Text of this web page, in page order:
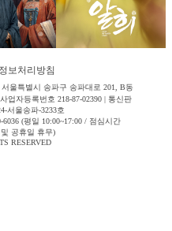
보처리방침
울특별시 송파구 송파대로 201, B동
업자등록번호 218-87-02390 | 통신판
서울송파-3233호
6036 (평일 10:00~17:00 / 점심시간
및 공휴일 휴무)
RESERVED